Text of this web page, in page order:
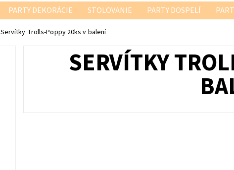
PARTY DEKORÁCIE STOLOVANIE PARTY DOSPELÍ
Servítky Trolls-Poppy 20ks v balení
SERVÍTKY